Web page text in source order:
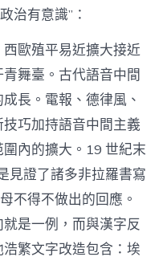
治有意識”：
歐殖平易近擴大接近
舞臺。古代語音中間
長。電報、德律風、
巧加持語音中間主義
內的擴大。19 世紀末
見證了諸多非拉羅書寫
不得不做出的回應。
是一例，而與漢字反
繁文字改造包含：埃